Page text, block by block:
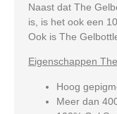
Naast dat The
is, is het ook een
Ook is The
Eigenschappen
Hoog
Meer dan